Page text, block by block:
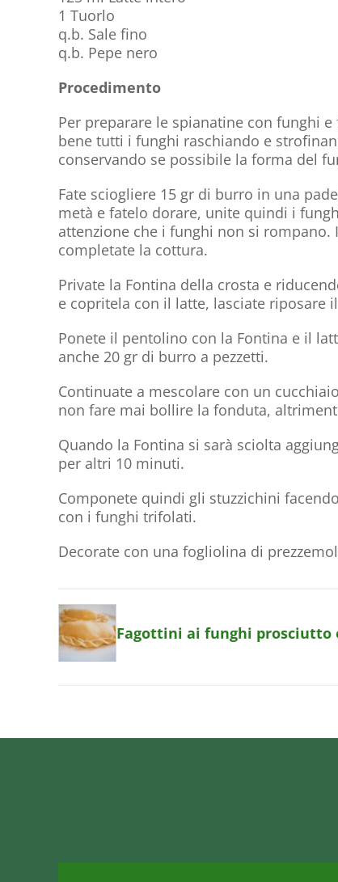
1 Tuorlo
q.b. Sale fino
q.b. Pepe nero
Procedimento
Per preparare le spianatine con funghi
bene tutti i funghi raschiando e
conservando se possibile la forma del
Fate sciogliere 15 gr di burro in una
metà e fatelo dorare, unite quindi i
attenzione che i funghi non si
completate la cottura.
Private la Fontina della crosta e
e copritela con il latte, lasciate riposare
Ponete il pentolino con la Fontina e il
anche 20 gr di burro a pezzetti.
Continuate a mescolare con un
non fare mai bollire la fonduta,
Quando la Fontina si sarà sciolta
per altri 10 minuti.
Componete quindi gli stuzzichini
con i funghi trifolati.
Decorate con una fogliolina di
Fagottini ai funghi prosciutto